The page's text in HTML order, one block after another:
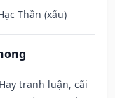
Thần (xấu)
Hay tranh luận, cãi